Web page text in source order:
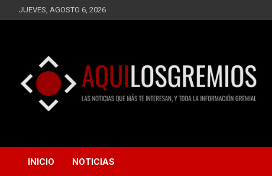
Saltar
al
JUEVES, AGOSTO 6, 2026
AQUÍ LOS GREMIOS
INFORMACIÓN GREMIAL
INICIO
NOTICIAS